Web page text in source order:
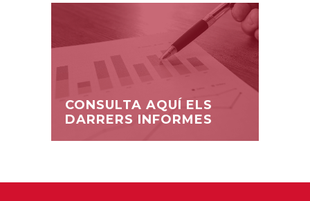
CONSULTA AQUÍ ELS
DARRERS INFORMES